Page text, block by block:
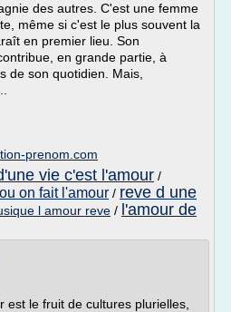
des autres. C'est une femme
même si c'est le plus souvent la
en premier lieu. Son
en grande partie, à
de son quotidien. Mais,
prenom.com
vie c'est l'amour /
on fait l'amour / reve d une
l amour reve / l'amour de
est le fruit de cultures plurielles,